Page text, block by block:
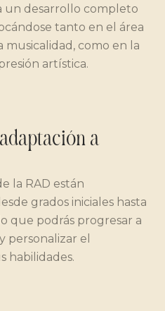
un desarrollo completo
tanto en el área
musicalidad, como en la
artística.
a
la RAD están
grados iniciales hasta
que podrás progresar a
personalizar el
habilidades.